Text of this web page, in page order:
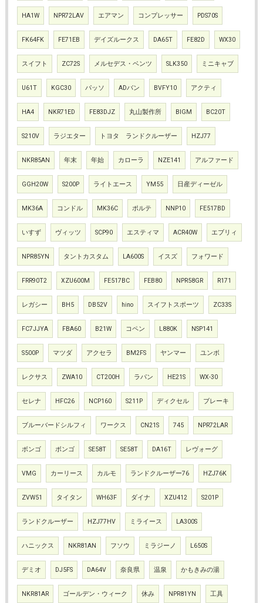
HA1W NPR72LAV エアマン コンプレッサー PDS70S
FK64FK FE71EB デイズルークス DA65T FE82D WX30
スイフト ZC72S メルセデス・ベンツ SLK350 ミニキャブ
U61T KGC30 パッソ ADバン BVFY10 アクティ
HA4 NKR71ED FE83DJZ 丸山製作所 BIGM BC20T
S210V ラジエター トヨタ ランドクルーザー HZJ77
NKR85AN 年末 年始 カローラ NZE141 アルファード
GGH20W S200P ライトエース YM55 日産ディーゼル
MK36A コンドル MK36C ポルテ NNP10 FE517BD
いすず ヴィッツ SCP90 エスティマ ACR40W エブリィ
NPR85YN タントカスタム LA600S イスズ フォワード
FRR90T2 XZU600M FE517BC FEB80 NPR58GR R171
レガシー BH5 DB52V hino スイフトスポーツ ZC33S
FC7JJYA FBA60 B21W コペン L880K NSP141
S500P マツダ アクセラ BM2FS ヤンマー ユンボ
レクサス ZWA10 CT200H ラパン HE21S WX-30
セレナ HFC26 NCP160 S211P ディクセル ブレーキ
ブルーバードシルフィ ワークス CN21S 745 NPR72LAR
ボンゴ ボンゴ SE58T SE58T DA16T レヴォーグ
VMG カーリース カルモ ランドクルーザー76 HZJ76K
ZVW51 タイタン WH63F ダイナ XZU412 S201P
ランドクルーザー HZJ77HV ミライース LA300S
ハニックス NKR81AN フソウ ミラジーノ L650S
デミオ DJ5FS DA64V 奈良県 温泉 かもきみの湯
NKR81AR ゴールデン・ウィーク 休み NPR81YN 工具